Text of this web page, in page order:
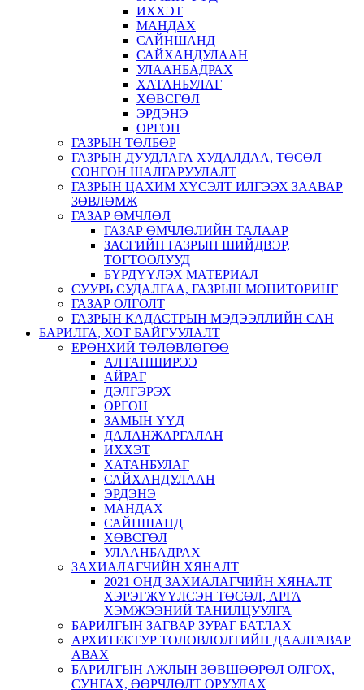
ИХХЭТ
МАНДАХ
САЙНШАНД
САЙХАНДУЛААН
УЛААНБАДРАХ
ХАТАНБУЛАГ
ХӨВСГӨЛ
ЭРДЭНЭ
ӨРГӨН
ГАЗРЫН ТӨЛБӨР
ГАЗРЫН ДУУДЛАГА ХУДАЛДАА, ТӨСӨЛ
СОНГОН ШАЛГАРУУЛАЛТ
ГАЗРЫН ЦАХИМ ХҮСЭЛТ ИЛГЭЭХ ЗААВАР
ЗӨВЛӨМЖ
ГАЗАР ӨМЧЛӨЛ
ГАЗАР ӨМЧЛӨЛИЙН ТАЛААР
ЗАСГИЙН ГАЗРЫН ШИЙДВЭР,
ТОГТООЛУУД
БҮРДҮҮЛЭХ МАТЕРИАЛ
СУУРЬ СУДАЛГАА, ГАЗРЫН МОНИТОРИНГ
ГАЗАР ОЛГОЛТ
ГАЗРЫН КАДАСТРЫН МЭДЭЭЛЛИЙН САН
БАРИЛГА, ХОТ БАЙГУУЛАЛТ
ЕРӨНХИЙ ТӨЛӨВЛӨГӨӨ
АЛТАНШИРЭЭ
АЙРАГ
ДЭЛГЭРЭХ
ӨРГӨН
ЗАМЫН ҮҮД
ДАЛАНЖАРГАЛАН
ИХХЭТ
ХАТАНБУЛАГ
САЙХАНДУЛААН
ЭРДЭНЭ
МАНДАХ
САЙНШАНД
ХӨВСГӨЛ
УЛААНБАДРАХ
ЗАХИАЛАГЧИЙН ХЯНАЛТ
2021 ОНД ЗАХИАЛАГЧИЙН ХЯНАЛТ
ХЭРЭГЖҮҮЛСЭН ТӨСӨЛ, АРГА
ХЭМЖЭЭНИЙ ТАНИЛЦУУЛГА
БАРИЛГЫН ЗАГВАР ЗУРАГ БАТЛАХ
АРХИТЕКТУР ТӨЛӨВЛӨЛТИЙН ДААЛГАВАР
АВАХ
БАРИЛГЫН АЖЛЫН ЗӨВШӨӨРӨЛ ОЛГОХ,
СУНГАХ, ӨӨРЧЛӨЛТ ОРУУЛАХ